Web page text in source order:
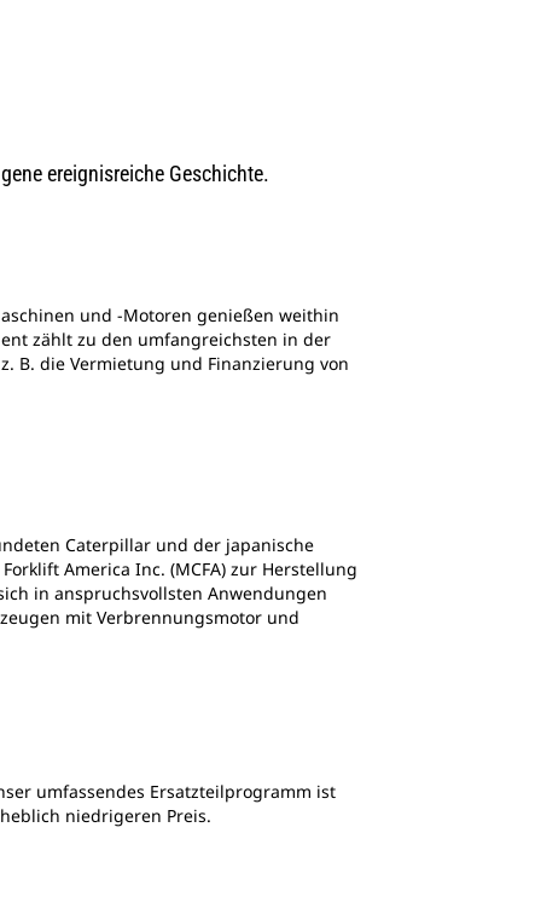
ereignisreiche Geschichte.
und ‑Motoren genießen weithin
zählt zu den umfangreichsten in der
B. die Vermietung und Finanzierung von
Caterpillar und der japanische
America Inc. (MCFA) zur Herstellung
in anspruchsvollsten Anwendungen
mit Verbrennungsmotor und
umfassendes Ersatzteilprogramm ist
niedrigeren Preis.